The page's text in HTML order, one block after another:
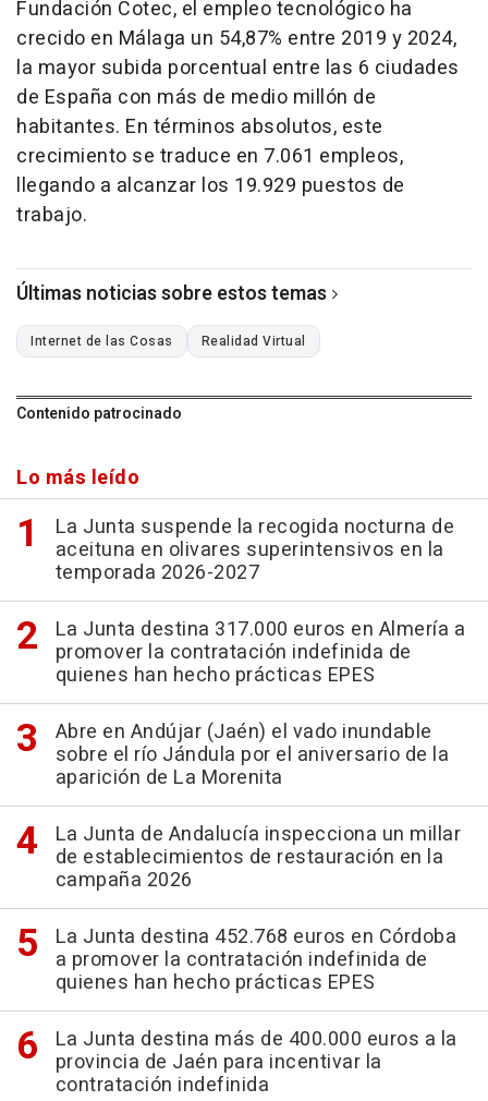
Fundación Cotec, el empleo tecnológico ha
crecido en Málaga un 54,87% entre 2019 y 2024,
la mayor subida porcentual entre las 6 ciudades
de España con más de medio millón de
habitantes. En términos absolutos, este
crecimiento se traduce en 7.061 empleos,
llegando a alcanzar los 19.929 puestos de
trabajo.
Últimas noticias sobre estos temas
Internet de las Cosas Realidad Virtual
Contenido patrocinado
Lo más leído
La Junta suspende la recogida nocturna de
aceituna en olivares superintensivos en la
temporada 2026-2027
La Junta destina 317.000 euros en Almería a
promover la contratación indefinida de
quienes han hecho prácticas EPES
Abre en Andújar (Jaén) el vado inundable
sobre el río Jándula por el aniversario de la
aparición de La Morenita
La Junta de Andalucía inspecciona un millar
de establecimientos de restauración en la
campaña 2026
La Junta destina 452.768 euros en Córdoba
a promover la contratación indefinida de
quienes han hecho prácticas EPES
La Junta destina más de 400.000 euros a la
provincia de Jaén para incentivar la
contratación indefinida